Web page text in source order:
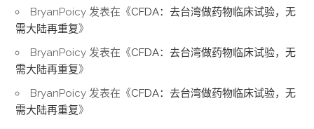
BryanPoicy 发表在《CFDA：去台湾做药物临床试验，无
需大陆再重复》
BryanPoicy 发表在《CFDA：去台湾做药物临床试验，无
需大陆再重复》
BryanPoicy 发表在《CFDA：去台湾做药物临床试验，无
需大陆再重复》